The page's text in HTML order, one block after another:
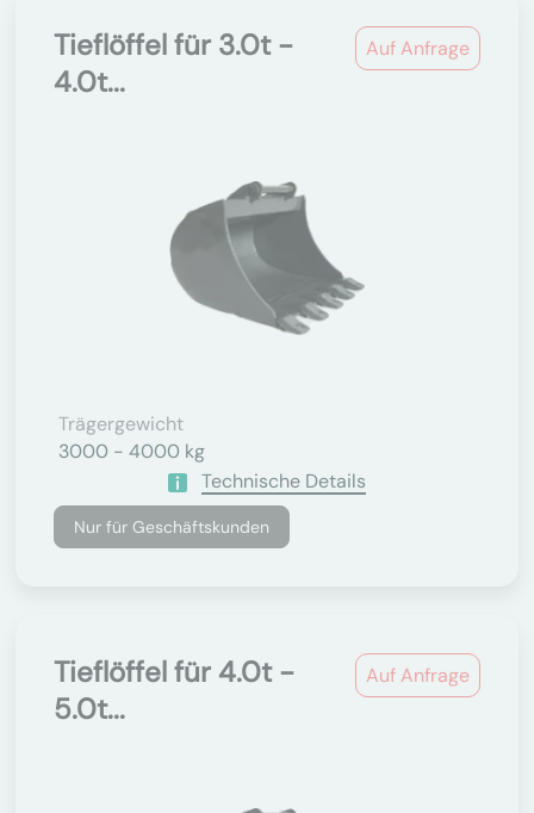
Auf Anfrage
Tieflöffel für 3.0t -
4.0t...
Trägergewicht
3000 - 4000 kg
Technische Details
Nur für Geschäftskunden
Auf Anfrage
Tieflöffel für 4.0t -
5.0t...